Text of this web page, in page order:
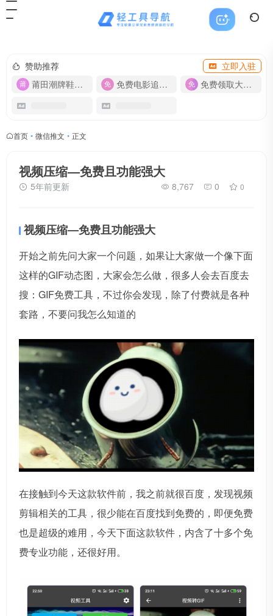
赞助推荐
立即入驻
莆田潮牌鞋服-货源
免费电影追剧APP 免费领取大流量卡【500G】
首页 • 微信推文 • 正文
视频压缩—免费且功能强大
5年前更新 8,767 0 0
视频压缩—免费且功能强大
开始之前先问大家一个问题，如果让大家做一个像下面
这样的GIF动态图，大家会怎么做，很多人会去百度去
搜：GIF免费工具，不过你会发现，除了付费就是各种
套路，不要问我怎么知道的
在接触到今天这款软件前，我之前就很百度，发现视频
剪辑相关的工具，很少能在百度找到免费的，即便免费
也是超级的难用，今天下面这款软件，内含了十多个免
费专业功能，还很好用。